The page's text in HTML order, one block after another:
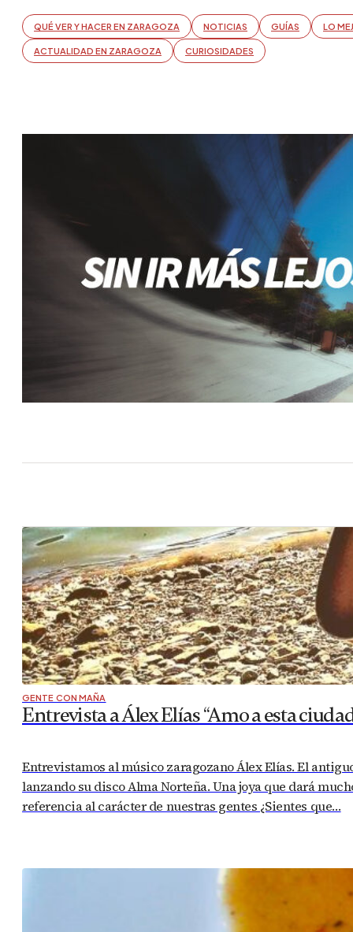
QUÉ VER Y HACER EN ZARAGOZA NOTICIAS GUÍAS LO
ACTUALIDAD EN ZARAGOZA CURIOSIDADES
GENTE CON MAÑA
Entrevista a Álex Elías “Amo a esta
Entrevistamos al músico zaragozano Álex Elías. El
lanzando su disco Alma Norteña. Una joya que dará
referencia al carácter de nuestras gentes ¿Sientes que…